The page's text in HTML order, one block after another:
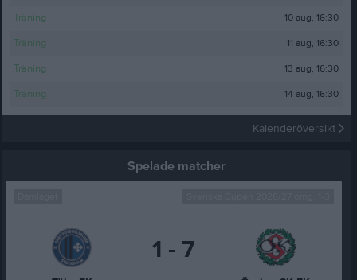
Träning 10 aug, 16:30
Träning 11 aug, 16:30
Träning 13 aug, 16:30
Träning 14 aug, 16:30
Kalenderöversikt
Spelade matcher
1 - 7